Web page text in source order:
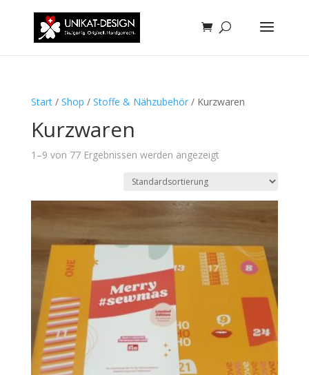
Start/ Shop / Stoffe & Nähzubehör/ Kurzwaren
Kurzwaren
1–9 von 77 Ergebnissen werden angezeigt